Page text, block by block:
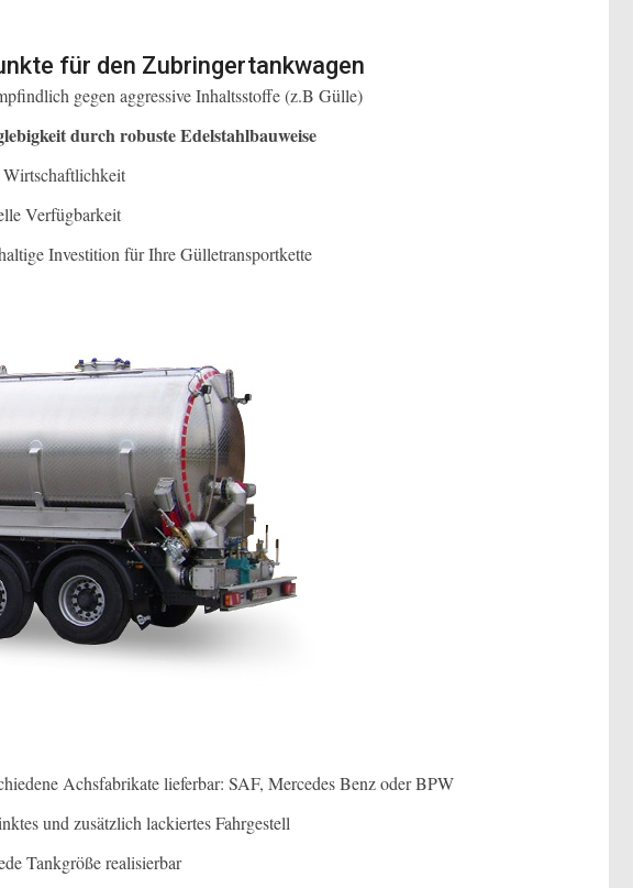
für den Zubringertankwagen
gegen aggressive Inhaltsstoffe (z.B Gülle)
durch robuste Edelstahlbauweise
Wirtschaftlichkeit
Verfügbarkeit
Investition für Ihre Gülletransportkette
Achsfabrikate lieferbar: SAF, Mercedes Benz oder BPW
und zusätzlich lackiertes Fahrgestell
Tankgröße realisierbar